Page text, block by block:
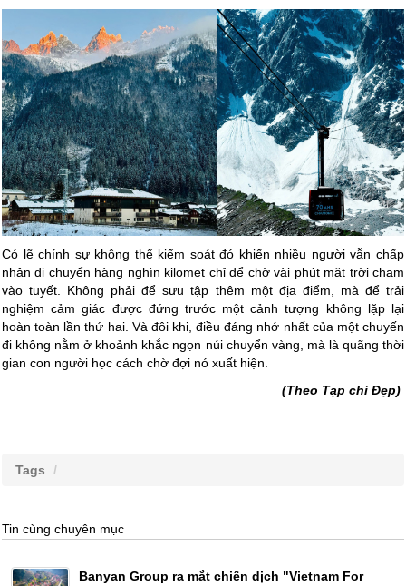
Có lẽ chính sự không thể kiểm soát đó khiến nhiều người vẫn chấp
nhận di chuyển hàng nghìn kilomet chỉ để chờ vài phút mặt trời chạm
vào tuyết. Không phải để sưu tập thêm một địa điểm, mà để trải
nghiệm cảm giác được đứng trước một cảnh tượng không lặp lại
hoàn toàn lần thứ hai. Và đôi khi, điều đáng nhớ nhất của một chuyến
đi không nằm ở khoảnh khắc ngọn núi chuyển vàng, mà là quãng thời
gian con người học cách chờ đợi nó xuất hiện.
(Theo Tạp chí Đẹp)
Tags
Tin cùng chuyên mục
Banyan Group ra mắt chiến dịch "Vietnam For